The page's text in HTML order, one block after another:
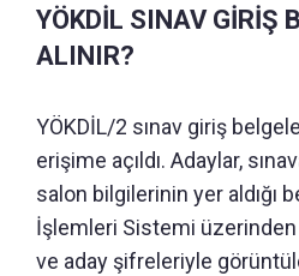
YÖKDİL SINAV GİRİŞ
ALINIR?
YÖKDİL/2 sınav giriş
erişime açıldı. Adaylar,
salon bilgilerinin yer aldığı
İşlemleri Sistemi üzerinden
ve aday şifreleriyle